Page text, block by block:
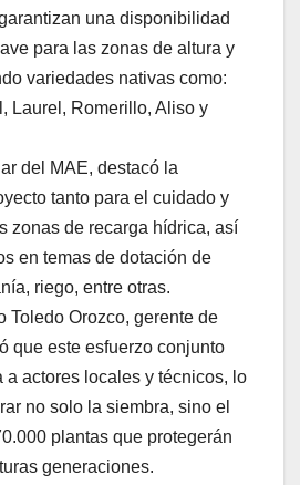
una disponibilidad
para las zonas de altura y
variedades nativas como:
Laurel, Romerillo, Aliso y
del MAE, destacó la
tanto para el cuidado y
zonas de recarga hídrica, así
en temas de dotación de
riego, entre otras.
Toledo Orozco, gerente de
que este esfuerzo conjunto
a actores locales y técnicos, lo
no solo la siembra, sino el
plantas que protegerán
generaciones.